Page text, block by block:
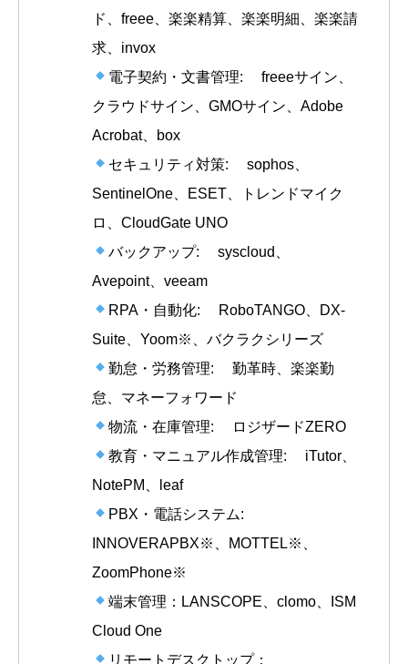
ド、freee、楽楽精算、楽楽明細、楽楽請
求、invox
電子契約・文書管理: freeeサイン、
クラウドサイン、GMOサイン、Adobe
Acrobat、box
セキュリティ対策: sophos、
SentinelOne、ESET、トレンドマイク
ロ、CloudGate UNO
バックアップ: syscloud、
Avepoint、veeam
RPA・自動化: RoboTANGO、DX-
Suite、Yoom※、バクラクシリーズ
勤怠・労務管理: 勤革時、楽楽勤
怠、マネーフォワード
物流・在庫管理: ロジザードZERO
教育・マニュアル作成管理: iTutor、
NotePM、leaf
PBX・電話システム:
INNOVERAPBX※、MOTTEL※、
ZoomPhone※
端末管理：LANSCOPE、clomo、ISM
Cloud One
リモートデスクトップ：